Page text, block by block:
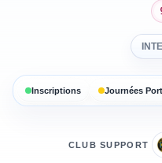
Inscriptions Journées
CLUB SUPPORT